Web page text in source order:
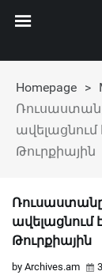
Homepage >
Թուրքիային
Թուրքիային
by Archives.am